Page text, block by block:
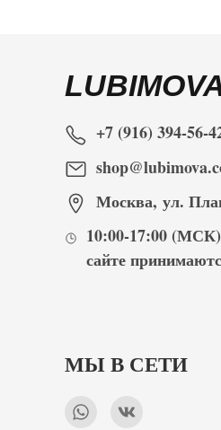
+7 (916) 394-56-
Москва, ул.
10:00-17:00 (МСК)
сайте
МЫ В СЕТИ